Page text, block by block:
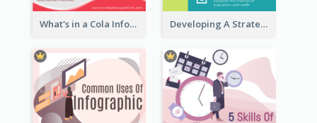
What's in a Cola Infographic Developing A Strategic Marketing Plan Infographic